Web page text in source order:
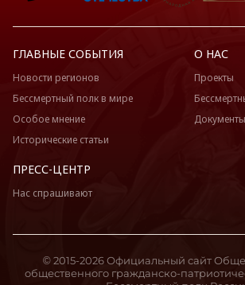
ГЛАВНЫЕ СОБЫТИЯ
Новости регионов
Бессмертный полк в мире
Особое мнение
Исторические статьи
О НАС
Проекты
Документы
ПРЕСС-ЦЕНТР
Нас спрашивают
© 2015-2026 Официальный сайт
общественного гражданско-